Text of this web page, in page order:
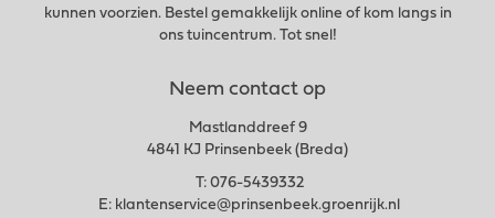
kunnen voorzien. Bestel gemakkelijk online of kom langs in
ons tuincentrum. Tot snel!
Neem contact op
Mastlanddreef 9
4841 KJ Prinsenbeek (Breda)
T: 076-5439332
E: klantenservice@prinsenbeek.groenrijk.nl